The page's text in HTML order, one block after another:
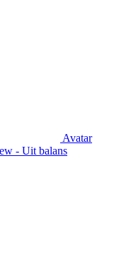
Avatar
- Uit balans